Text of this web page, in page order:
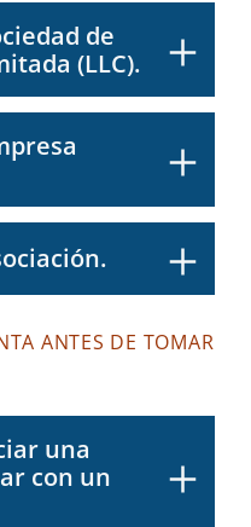
de
(LLC).
ANTES DE TOMAR
una
con un